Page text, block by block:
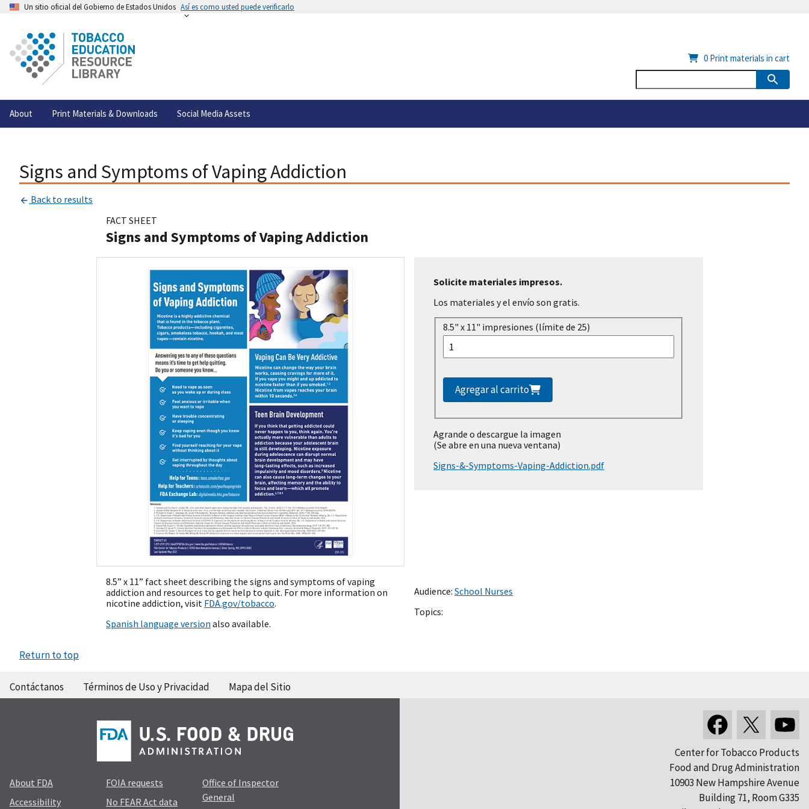
Un sitio oficial del Gobierno de Estados Unidos Así es como usted puede verificarlo
About Print Materials & Downloads Social Media Assets
0 Print materials in cart
Signs and Symptoms of Vaping Addiction
Back to results
FACT SHEET
Signs and Symptoms of Vaping Addiction
Solicite materiales impresos.
Los materiales y el envío son gratis.
8.5" x 11" impresiones (límite de 25)
Agregar al carrito
Agrande o descargue la imagen
(Se abre en una nueva ventana)
Signs-&-Symptoms-Vaping-Addiction.pdf
8.5” x 11” fact sheet describing the signs and symptoms of vaping
addiction and resources to get help to quit. For more information on
nicotine addiction, visit FDA.gov/tobacco.
Spanish language version also available.
Audience: School Nurses
Topics:
Return to top
Contáctanos Términos de Uso y Privacidad Mapa del Sitio
About FDA
Accessibility
FOIA requests
No FEAR Act data
Office of Inspector
General
Center for Tobacco Products
Food and Drug Administration
10903 New Hampshire Avenue
Building 71, Room G335